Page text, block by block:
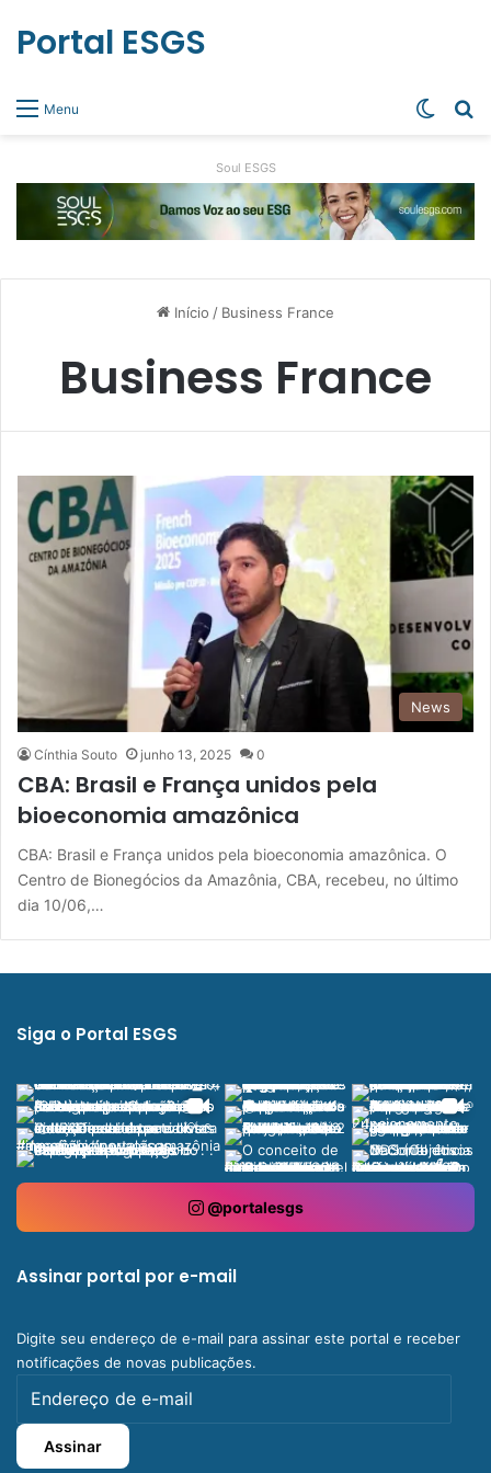
Menu
Portal ESGS
Soul ESGS
Início / Business France
Business France
News
Cínthia Souto junho 13, 2025 0
CBA: Brasil e França unidos pela
bioeconomia amazônica
CBA: Brasil e França unidos pela bioeconomia amazônica. O
Centro de Bionegócios da Amazônia, CBA, recebeu, no último
dia 10/06,…
Siga o Portal ESGS
@portalesgs
Assinar portal por e-mail
Digite seu endereço de e-mail para assinar este portal e receber
notificações de novas publicações.
de
e-
mail
Assinar